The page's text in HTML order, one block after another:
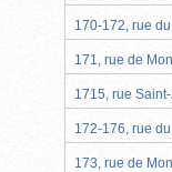
170-172, rue
171, rue de
1715, rue
172-176, rue
173, rue de